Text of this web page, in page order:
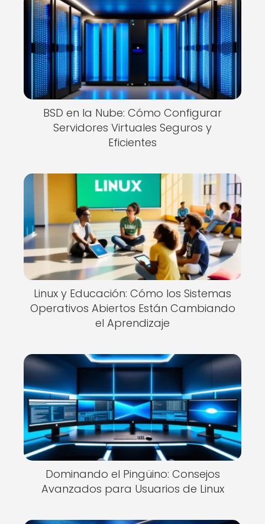
BSD en la Nube: Cómo Configurar
Servidores Virtuales Seguros y
Eficientes
Linux y Educación: Cómo los Sistemas
Operativos Abiertos Están Cambiando
el Aprendizaje
Dominando el Pingüino: Consejos
Avanzados para Usuarios de Linux